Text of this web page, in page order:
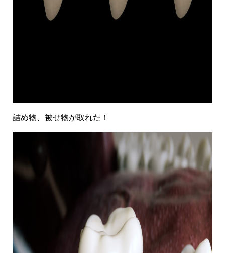
医院紹介
コロナウイルス感染症対策についてのお願い
サイトマップ
詰め物、被せ物が取れた！